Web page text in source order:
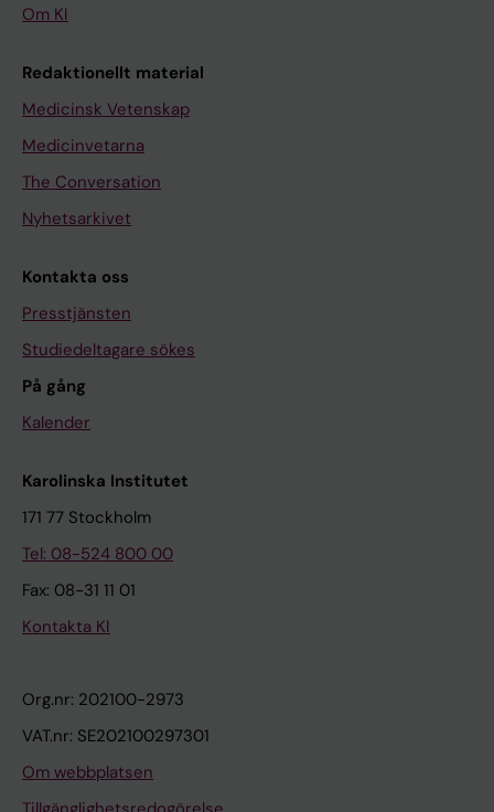
Om KI
Redaktionellt material
Medicinsk Vetenskap
Medicinvetarna
The Conversation
Nyhetsarkivet
Kontakta oss
Presstjänsten
Studiedeltagare sökes
På gång
Kalender
Karolinska Institutet
171 77 Stockholm
Tel: 08-524 800 00
Fax: 08-31 11 01
Kontakta KI
Org.nr: 202100-2973
VAT.nr: SE202100297301
Om webbplatsen